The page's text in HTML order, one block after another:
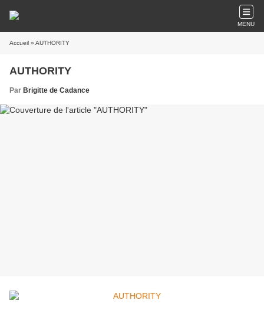
MENU
Accueil » AUTHORITY
AUTHORITY
Par Brigitte de Cadance